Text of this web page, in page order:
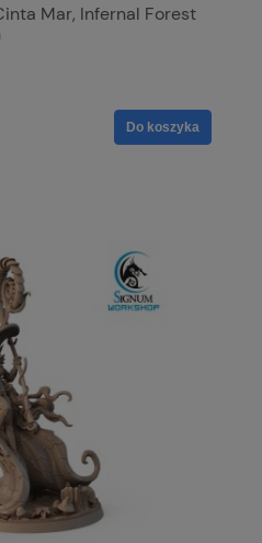
Mar, Infernal Forest
Do koszyka